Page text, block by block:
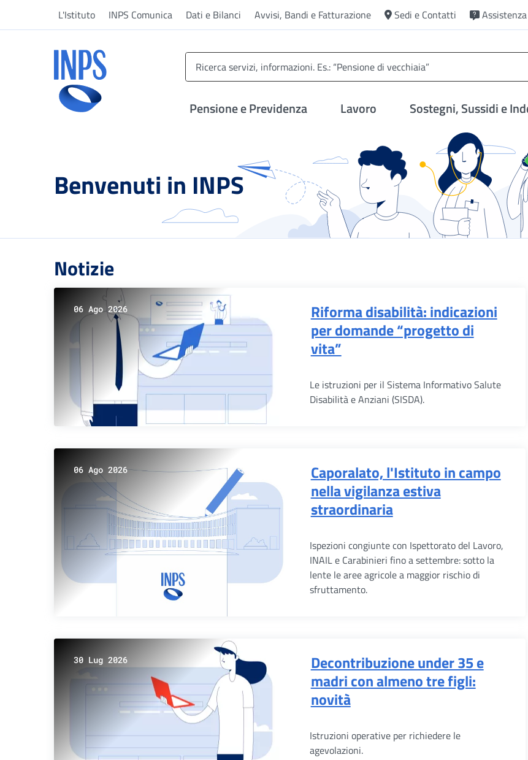
L'Istituto INPS Comunica Dati e Bilanci Avvisi, Bandi e Fatturazione Sedi e Contatti Assistenza
Pensione e Previdenza Lavoro Sostegni, Sussidi e
Benvenuti in INPS
Notizie
06 Ago 2026
Riforma disabilità: indicazioni
per domande “progetto di
vita”
Le istruzioni per il Sistema Informativo Salute
Disabilità e Anziani (SISDA).
06 Ago 2026
Caporalato, l'Istituto in campo
nella vigilanza estiva
straordinaria
Ispezioni congiunte con Ispettorato del Lavoro,
INAIL e Carabinieri fino a settembre: sotto la
lente le aree agricole a maggior rischio di
sfruttamento.
30 Lug 2026
Decontribuzione under 35 e
madri con almeno tre figli:
novità
Istruzioni operative per richiedere le
agevolazioni.